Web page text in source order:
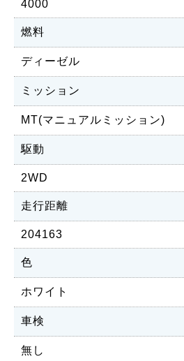
4000
燃料
ディーゼル
ミッション
MT(マニュアルミッション)
駆動
2WD
走行距離
204163
色
ホワイト
車検
無し